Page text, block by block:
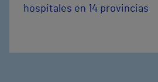
hospitales en 14 provincias